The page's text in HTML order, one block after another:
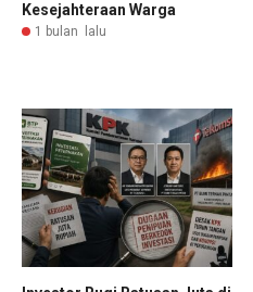
Kesejahteraan Warga
1 bulan lalu